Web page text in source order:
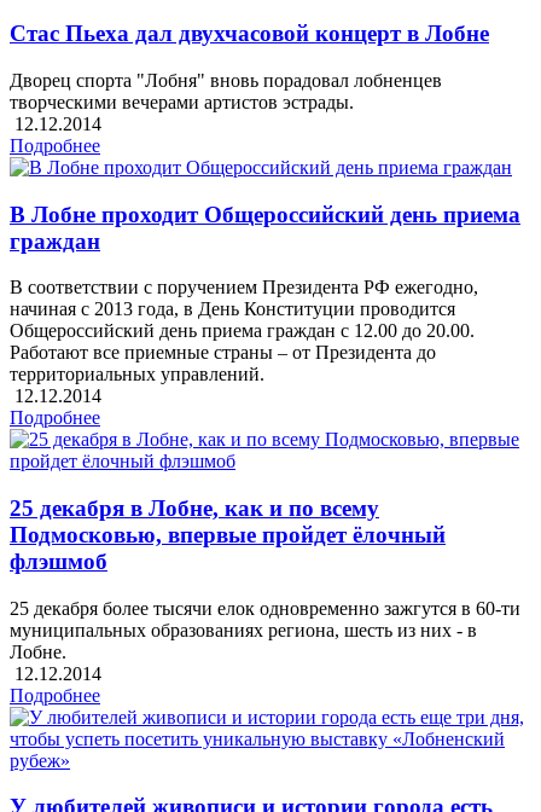
Стас Пьеха дал двухчасовой концерт в Лобне
Дворец спорта "Лобня" вновь порадовал лобненцев
творческими вечерами артистов эстрады.
12.12.2014
Подробнее
В Лобне проходит Общероссийский день приема
граждан
В соответствии с поручением Президента РФ ежегодно,
начиная с 2013 года, в День Конституции проводится
Общероссийский день приема граждан с 12.00 до 20.00.
Работают все приемные страны – от Президента до
территориальных управлений.
12.12.2014
Подробнее
25 декабря в Лобне, как и по всему
Подмосковью, впервые пройдет ёлочный
флэшмоб
25 декабря более тысячи елок одновременно зажгутся в 60-ти
муниципальных образованиях региона, шесть из них - в
Лобне.
12.12.2014
Подробнее